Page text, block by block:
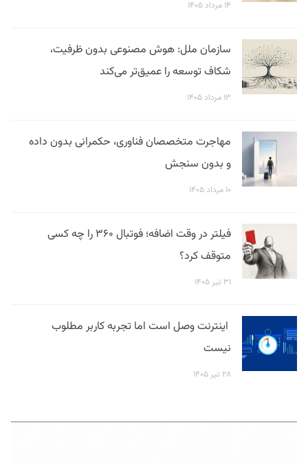
۱۴ مرداد ۱۴۰۵
سازمان ملل: هوش مصنوعی بدون ظرفیت،
شکاف توسعه را عمیق‌تر می‌کند
۱۳ مرداد ۱۴۰۵
مهاجرت متخصصان فناوری، حکمرانی بدون داده
و بدون سنجش
۱۰ مرداد ۱۴۰۵
فیلتر در وقت اضافه؛ فوتبال ۳۶۰ را چه کسی
متوقف کرد؟
۳۱ تیر ۱۴۰۵
اینترنت وصل است اما تجربه کاربر مطلوب
نیست
۲۸ تیر ۱۴۰۵